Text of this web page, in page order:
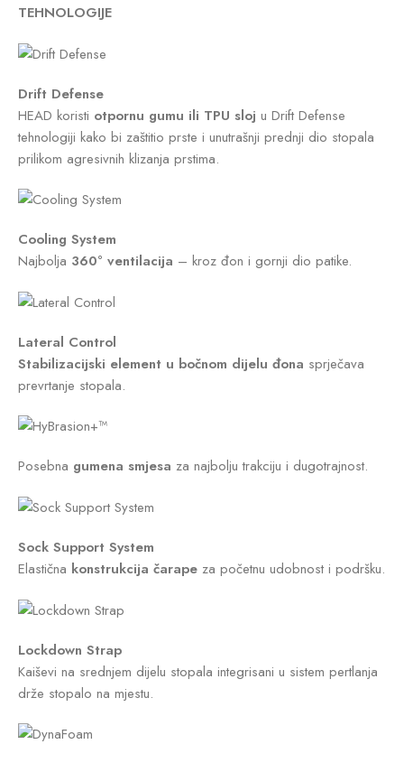
TEHNOLOGIJE
Drift Defense
HEAD koristi otpornu gumu ili TPU sloj u Drift Defense
tehnologiji kako bi zaštitio prste i unutrašnji prednji dio stopala
prilikom agresivnih klizanja prstima.
Cooling System
Najbolja 360° ventilacija – kroz đon i gornji dio patike.
Lateral Control
Stabilizacijski element u bočnom dijelu đona sprječava
prevrtanje stopala.
Posebna gumena smjesa za najbolju trakciju i dugotrajnost.
Sock Support System
Elastična konstrukcija čarape za početnu udobnost i podršku.
Lockdown Strap
Kaiševi na srednjem dijelu stopala integrisani u sistem pertlanja
drže stopalo na mjestu.